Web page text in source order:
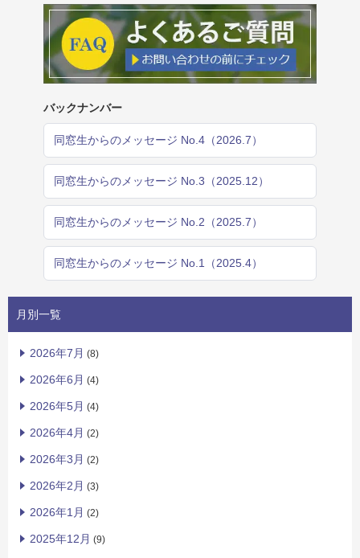
バックナンバー
同窓生からのメッセージ No.4（2026.7）
同窓生からのメッセージ No.3（2025.12）
同窓生からのメッセージ No.2（2025.7）
同窓生からのメッセージ No.1（2025.4）
月別一覧
2026年7月 (8)
2026年6月 (4)
2026年5月 (4)
2026年4月 (2)
2026年3月 (2)
2026年2月 (3)
2026年1月 (2)
2025年12月 (9)